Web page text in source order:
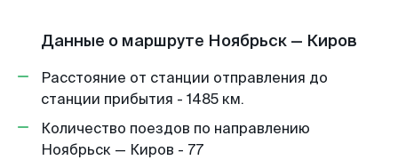
Данные о маршруте Ноябрьск — Киров
Расстояние от станции отправления до
станции прибытия - 1485 км.
Количество поездов по направлению
Ноябрьск — Киров - 77